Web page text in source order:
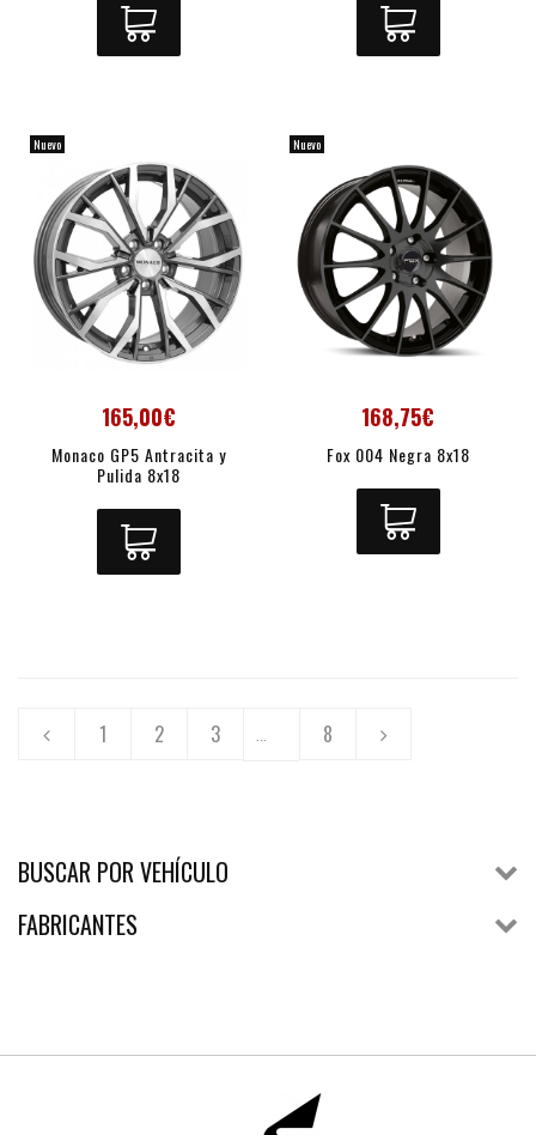
Nuevo
165,00€
Monaco GP5 Antracita y
Pulida 8x18
Nuevo
168,75€
Fox 004 Negra 8x18
1 2 3 8
BUSCAR POR VEHÍCULO
FABRICANTES